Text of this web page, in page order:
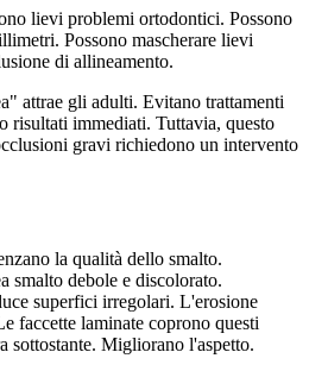
lievi problemi ortodontici. Possono
Possono mascherare lievi
di allineamento.
attrae gli adulti. Evitano trattamenti
risultati immediati. Tuttavia, questo
gravi richiedono un intervento
la qualità dello smalto.
smalto debole e discolorato.
superfici irregolari. L'erosione
faccette laminate coprono questi
sottostante. Migliorano l'aspetto.